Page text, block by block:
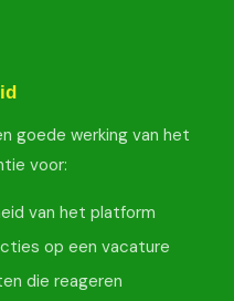
goede werking van het
voor:
van het platform
op een vacature
die reageren